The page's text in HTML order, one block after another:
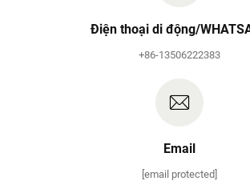
Điện thoại di động/
+86-13506222383
Email
[email protected]